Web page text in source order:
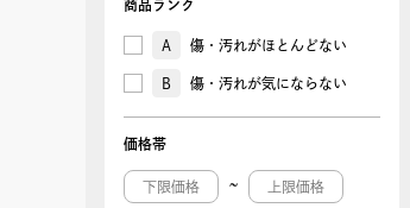
商品ランク
A 傷・汚れがほとんどない
B 傷・汚れが気にならない
価格帯
~